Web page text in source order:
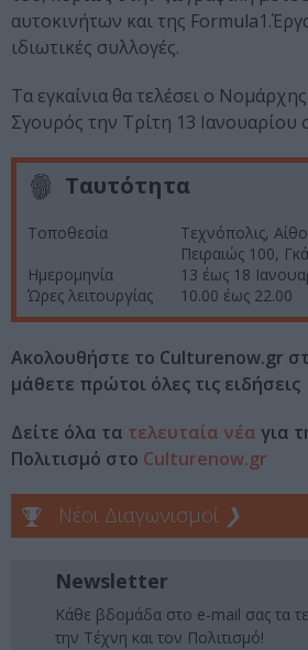
αυτοκινήτων και της
ιδιωτικές συλλογές.
Τα εγκαίνια θα τελέσει ο
Σγουρός την Τρίτη 13 Ιανουαρίου
Ταυτότητα
Τοποθεσία
Τεχνόπολις,
Πειραιώς 100,
Ημερομηνία
13 έως 18
Ώρες λειτουργίας
10.00 έως 22.00
Ακολουθήστε το Culturenow.gr
μάθετε πρώτοι όλες τις ειδήσεις
Δείτε όλα τα τελευταία νέα για
Πολιτισμό στο Culturenow.gr
Νέοι Διαγωνισμοί ❯
Newsletter
Κάθε βδομάδα στο e-mail σας τα
την Τέχνη και τον Πολιτισμό!